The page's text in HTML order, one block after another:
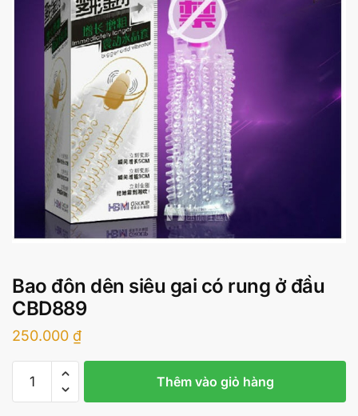
Bao đôn dên siêu gai có rung ở đầu
CBD889
250.000 ₫
đôn
Thêm vào giỏ hàng